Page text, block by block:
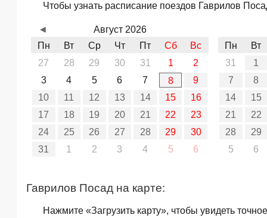
Чтобы узнать расписание поездов Гаврилов
Август 2026
Пн
Вт Ср Чт Пт Сб
Вс
27
28 29 30 31 1
2
3
4 5 6 7 8
9
10
11 12 13 14 15
16
17
18 19 20 21 22
23
24
25 26 27 28 29
30
31
1 2 3 4 5 6
Пн
Вт
31
1
7
8
14
15
21
22
28
29
5
6
◄
Гаврилов Посад на карте:
Нажмите «Загрузить карту», чтобы увидеть